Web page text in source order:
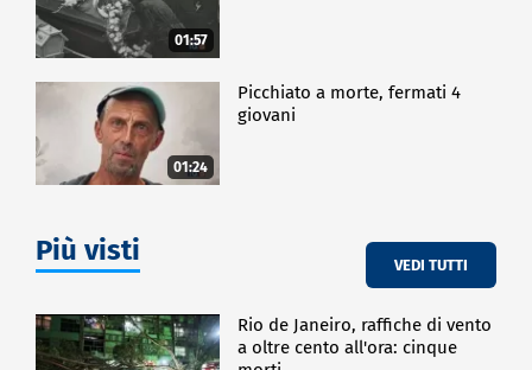
01:57
01:24
Picchiato a morte, fermati 4
giovani
Più visti VEDI TUTTI
Rio de Janeiro, raffiche di vento
a oltre cento all'ora: cinque